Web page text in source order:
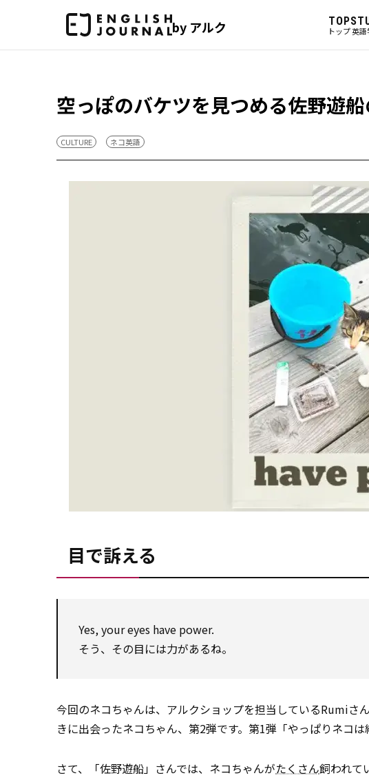
by アルク TOP
トップ英語
空っぽのバケツを見つめる佐野遊船
CULTURE ネコ英語
目で訴える
Yes, your eyes have power.
そう、その目には力があるね。
今回のネコちゃんは、アルクショップを担当しているRumiさ
きに出会ったネコちゃん、第2弾です。第1弾「やっぱりネコ
さて、「佐野遊船」さんでは、ネコちゃんがたくさん飼われて